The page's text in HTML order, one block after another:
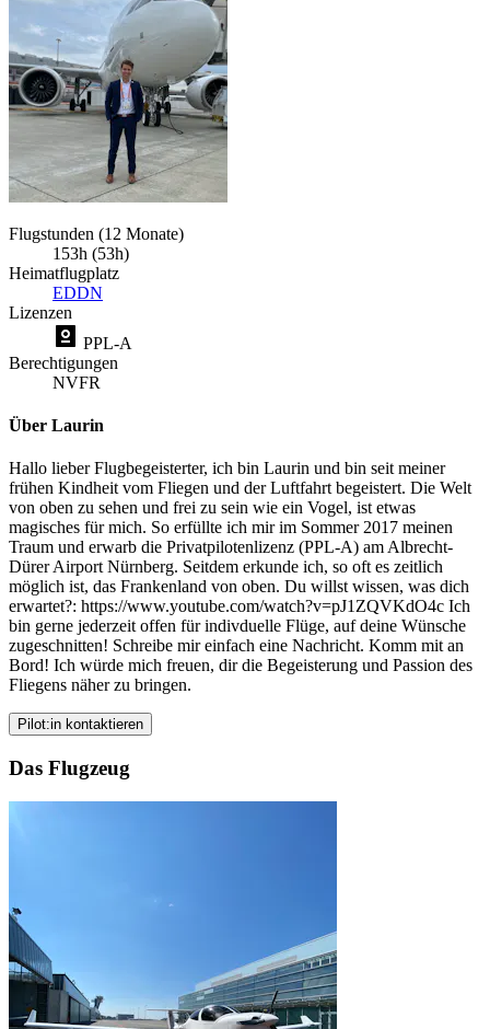
Flugstunden (12 Monate)
153h (53h)
Heimatflugplatz
EDDN
Lizenzen
PPL-A
Berechtigungen
NVFR
Über Laurin
Hallo lieber Flugbegeisterter, ich bin Laurin und bin seit meiner
frühen Kindheit vom Fliegen und der Luftfahrt begeistert. Die Welt
von oben zu sehen und frei zu sein wie ein Vogel, ist etwas
magisches für mich. So erfüllte ich mir im Sommer 2017 meinen
Traum und erwarb die Privatpilotenlizenz (PPL-A) am Albrecht-
Dürer Airport Nürnberg. Seitdem erkunde ich, so oft es zeitlich
möglich ist, das Frankenland von oben. Du willst wissen, was dich
erwartet?: https://www.youtube.com/watch?v=pJ1ZQVKdO4c Ich
bin gerne jederzeit offen für indivduelle Flüge, auf deine Wünsche
zugeschnitten! Schreibe mir einfach eine Nachricht. Komm mit an
Bord! Ich würde mich freuen, dir die Begeisterung und Passion des
Fliegens näher zu bringen.
Pilot:in kontaktieren
Das Flugzeug